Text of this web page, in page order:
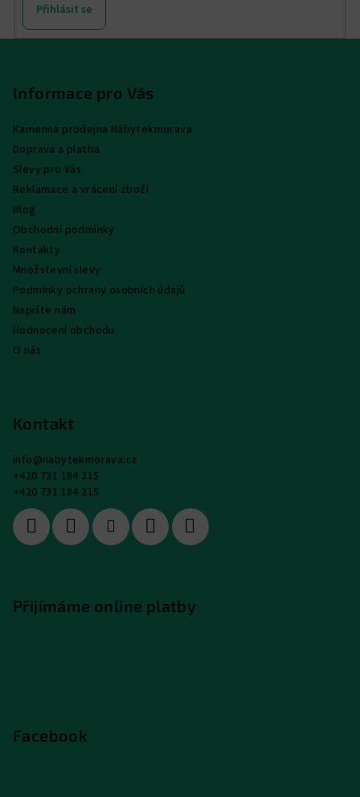
Přihlásit se
Informace pro Vás
Kamenná prodejna Nábytekmorava
Doprava a platba
Slevy pro Vás
Reklamace a vrácení zboží
Blog
Obchodní podmínky
Kontakty
Množstevní slevy
Podmínky ochrany osobních údajů
Napište nám
Hodnocení obchodu
O nás
Kontakt
info@nabytekmorava.cz
+420 731 184 215
+420 731 184 215
Přijímáme online platby
Facebook